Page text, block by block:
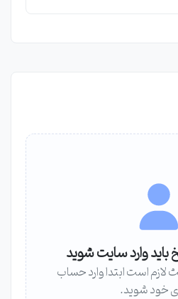
باید وارد سایت شوید
لازم است ابتدا وارد حساب
خود شوید.